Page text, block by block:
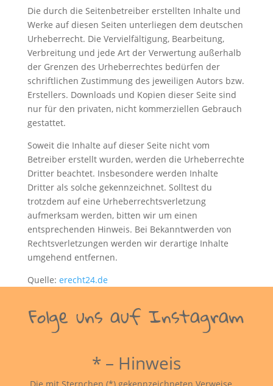
Die durch die Seitenbetreiber erstellten Inhalte und
Werke auf diesen Seiten unterliegen dem deutschen
Urheberrecht. Die Vervielfältigung, Bearbeitung,
Verbreitung und jede Art der Verwertung außerhalb
der Grenzen des Urheberrechtes bedürfen der
schriftlichen Zustimmung des jeweiligen Autors bzw.
Erstellers. Downloads und Kopien dieser Seite sind
nur für den privaten, nicht kommerziellen Gebrauch
gestattet.
Soweit die Inhalte auf dieser Seite nicht vom
Betreiber erstellt wurden, werden die Urheberrechte
Dritter beachtet. Insbesondere werden Inhalte
Dritter als solche gekennzeichnet. Solltest du
trotzdem auf eine Urheberrechtsverletzung
aufmerksam werden, bitten wir um einen
entsprechenden Hinweis. Bei Bekanntwerden von
Rechtsverletzungen werden wir derartige Inhalte
umgehend entfernen.
Quelle: erecht24.de
Folge uns auf Instagram
* – Hinweis